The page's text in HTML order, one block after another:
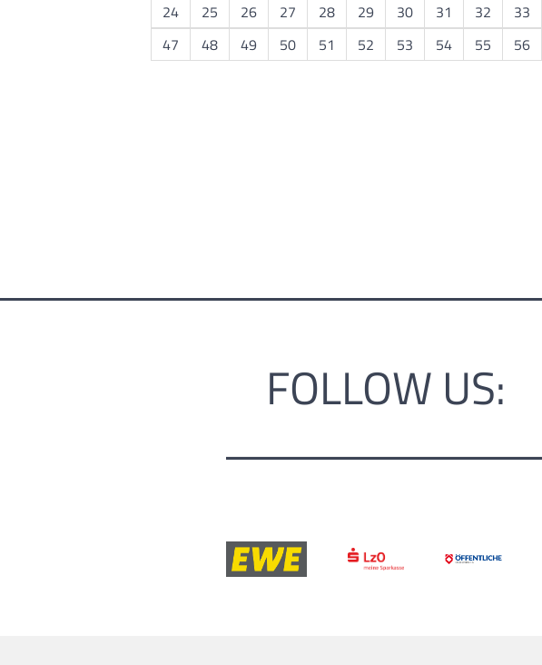
24
25 26 27 28 29 30 31 32 33
47
48 49 50 51 52 53 54 55 56
FOLLOW US: